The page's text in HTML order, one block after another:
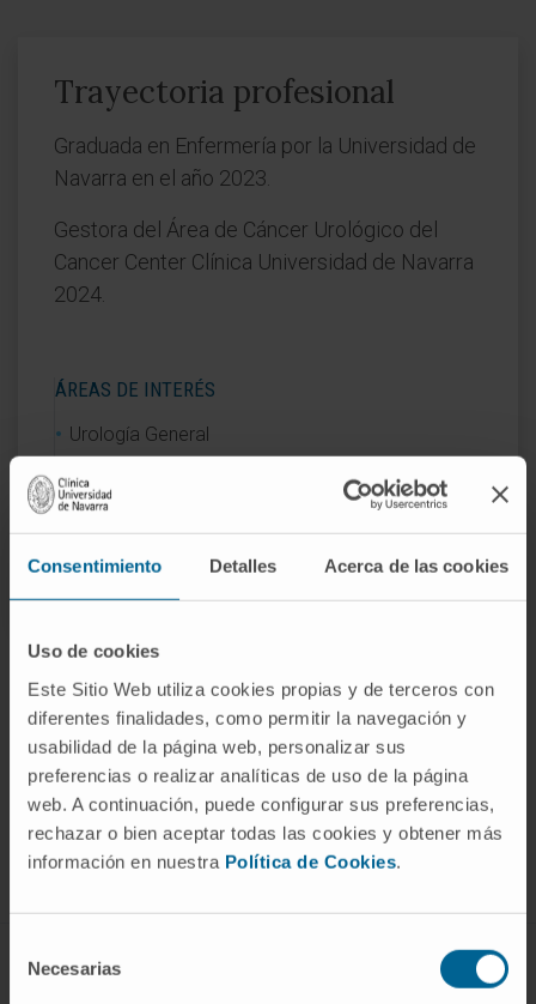
Consentimiento Detalles Acerca de las cookies
Uso de cookies
Este Sitio Web utiliza cookies propias y de terceros con
diferentes finalidades, como permitir la navegación y
usabilidad de la página web, personalizar sus
preferencias o realizar analíticas de uso de la página
web. A continuación, puede configurar sus preferencias,
rechazar o bien aceptar todas las cookies y obtener más
información en nuestra Política de Cookies.
Necesarias
Trayectoria profesional
Graduada en Enfermería por la Universidad de
Navarra en el año 2023.
Gestora del Área de Cáncer Urológico del
Cancer Center Clínica Universidad de Navarra
2024.
ÁREAS DE INTERÉS
Urología General
¡Únete a nuestra comunidad!
SUSCRIBIRSE
Síguenos
ENFERMEDADES Y TRATAMIENTOS